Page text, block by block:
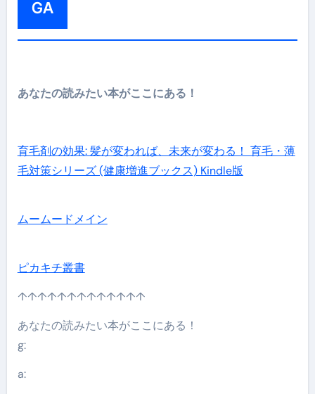
GA
あなたの読みたい本がここにある！
育毛剤の効果: 髪が変われば、未来が変わる！ 育毛・薄
毛対策シリーズ (健康増進ブックス) Kindle版
ムームードメイン
ピカキチ叢書
↑↑↑↑↑↑↑↑↑↑↑↑↑
あなたの読みたい本がここにある！
g:
a: